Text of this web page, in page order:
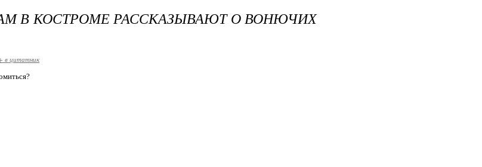
В КОСТРОМЕ РАССКАЗЫВАЮТ О ВОНЮЧИХ
в цитатник